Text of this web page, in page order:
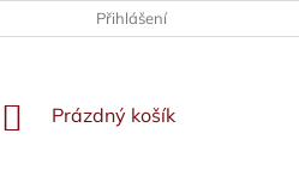
Přihlášení
NÁKUPNÍ
Prázdný košík